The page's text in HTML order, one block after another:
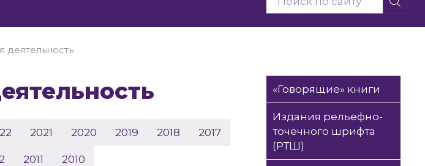
деятельность
2021 2020 2019 2018 2017
2011 2010
«Говорящие» книги
Издания рельефно-
точечного шрифта
(РТШ)